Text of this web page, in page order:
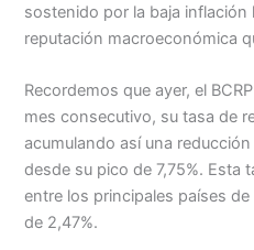
sostenido por la baja inflación
reputación macroeconómica
Recordemos que ayer, el
mes consecutivo, su tasa de
acumulando así una
desde su pico de 7,75%. Esta
entre los principales países
de 2,47%.